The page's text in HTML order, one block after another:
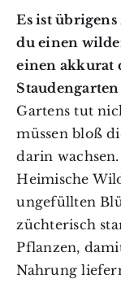
Es ist
du einen
einen akkurat
Staudengarten
Gartens tut
müssen bloß
darin
Heimische
ungefüllten
züchterisch
Pflanzen,
Nahrung